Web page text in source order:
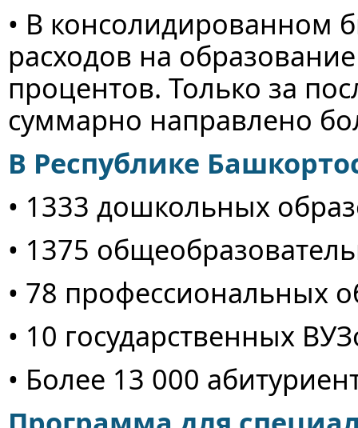
• В консолидированном
расходов на
процентов. Только за
суммарно направлено
В Республике
• 1333 дошкольных
• 1375
• 78 профессиональных
• 10 государственных
• Более 13 000